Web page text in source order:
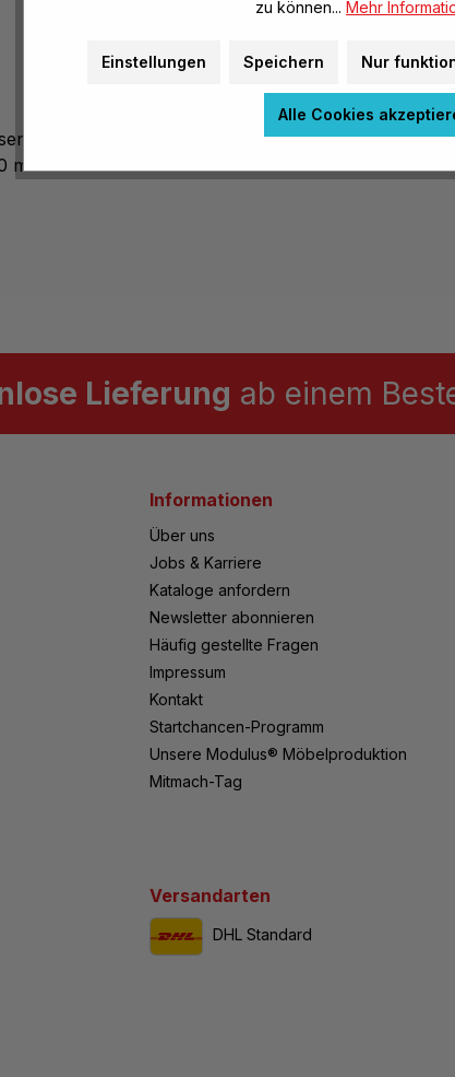
x 185 mm
Lieferung ab einem
Informationen
Über uns
Jobs & Karriere
Kataloge anfordern
Newsletter abonnieren
Häufig gestellte Fragen
Impressum
Kontakt
Startchancen-Programm
Unsere Modulus® Möbelproduktion
Mitmach-Tag
Versandarten
DHL Standard
zu können... Mehr
Einstellungen Speichern Nur
Alle Cookies